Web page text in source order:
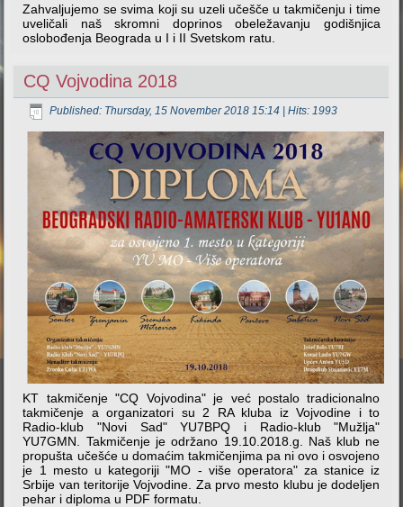
Zahvaljujemo se svima koji su uzeli učešče u takmičenju i time
uveličali naš skromni doprinos obeležavanju godišnjica
oslobođenja Beograda u I i II Svetskom ratu.
CQ Vojvodina 2018
Published: Thursday, 15 November 2018 15:14 | Hits: 1993
KT takmičenje "CQ Vojvodina" je već postalo tradicionalno
takmičenje a organizatori su 2 RA kluba iz Vojvodine i to
Radio-klub "Novi Sad" YU7BPQ i Radio-klub "Mužlja"
YU7GMN. Takmičenje je održano 19.10.2018.g. Naš klub ne
propušta učešće u domaćim takmičenjima pa ni ovo i osvojeno
je 1 mesto u kategoriji "MO - više operatora" za stanice iz
Srbije van teritorije Vojvodine. Za prvo mesto klubu je dodeljen
pehar i diploma u PDF formatu.